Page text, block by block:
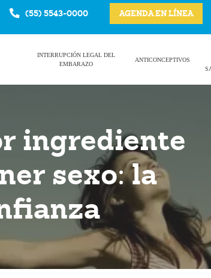
(55) 5543-0000 AGENDA EN LÍNEA
INTERRUPCIÓN LEGAL DEL
EMBARAZO
ANTICONCEPTIVOS
ingrediente
sexo: la